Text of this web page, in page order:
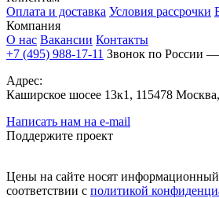
Оплата и доставка Условия рассрочки
Компания
О нас Вакансии Контакты
+7 (495) 988-17-11 Звонок по
Адрес:
Каширское шосее 13к1, 115478 Москва,
Написать нам на e-mail
Поддержите проект
Цены на сайте носят информационный
соответствии с политикой